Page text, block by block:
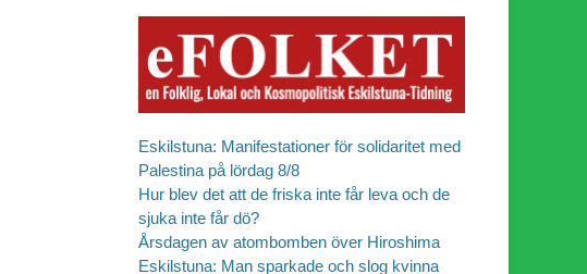
Eskilstuna: Manifestationer för solidaritet med
Palestina på lördag 8/8
Hur blev det att de friska inte får leva och de
sjuka inte får dö?
Årsdagen av atombomben över Hiroshima
Eskilstuna: Man sparkade och slog kvinna